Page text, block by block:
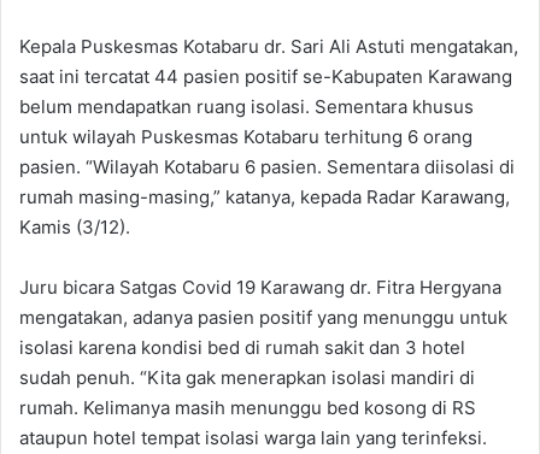
Kepala Puskesmas Kotabaru dr. Sari Ali Astuti mengatakan,
saat ini tercatat 44 pasien positif se-Kabupaten Karawang
belum mendapatkan ruang isolasi. Sementara khusus
untuk wilayah Puskesmas Kotabaru terhitung 6 orang
pasien. “Wilayah Kotabaru 6 pasien. Sementara diisolasi di
rumah masing-masing,” katanya, kepada Radar Karawang,
Kamis (3/12).
Juru bicara Satgas Covid 19 Karawang dr. Fitra Hergyana
mengatakan, adanya pasien positif yang menunggu untuk
isolasi karena kondisi bed di rumah sakit dan 3 hotel
sudah penuh. “Kita gak menerapkan isolasi mandiri di
rumah. Kelimanya masih menunggu bed kosong di RS
ataupun hotel tempat isolasi warga lain yang terinfeksi.